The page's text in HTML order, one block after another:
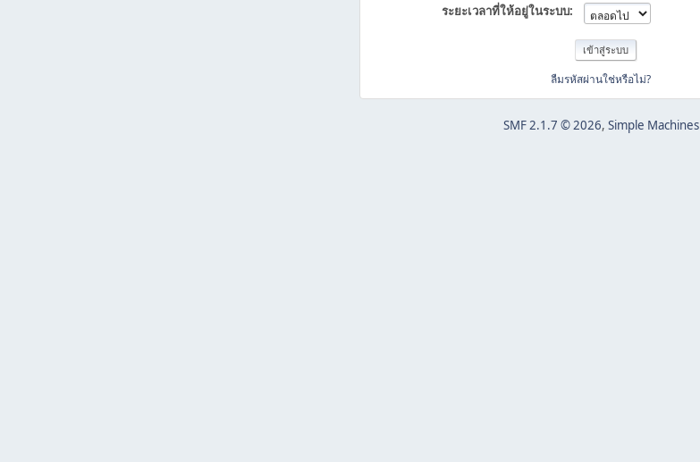
ระยะเวลาที่ให้อยู่ในระบบ:
ลืมรหัสผ่านใช่หรือไม่?
SMF 2.1.7 © 2026, Simple Machines